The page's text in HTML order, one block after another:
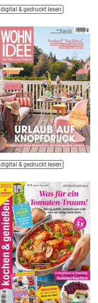
digital & gedruckt lesen
digital & gedruckt lesen